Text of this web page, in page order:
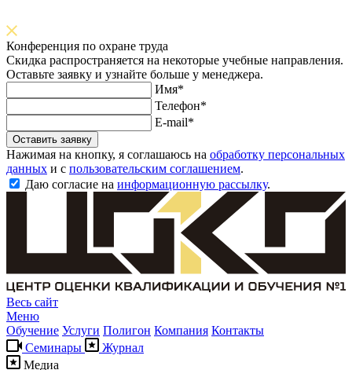
Конференция по охране труда
Скидка распространяется на некоторые учебные направления.
Оставьте заявку и узнайте больше у менеджера.
Имя*
Телефон*
E-mail*
Оставить заявку
Нажимая на кнопку, я соглашаюсь на обработку персональных
данных и с пользовательским соглашением.
Даю согласие на информационную рассылку.
Весь сайт
Меню
Обучение Услуги Полигон Компания Контакты
Семинары
Журнал
Медиа